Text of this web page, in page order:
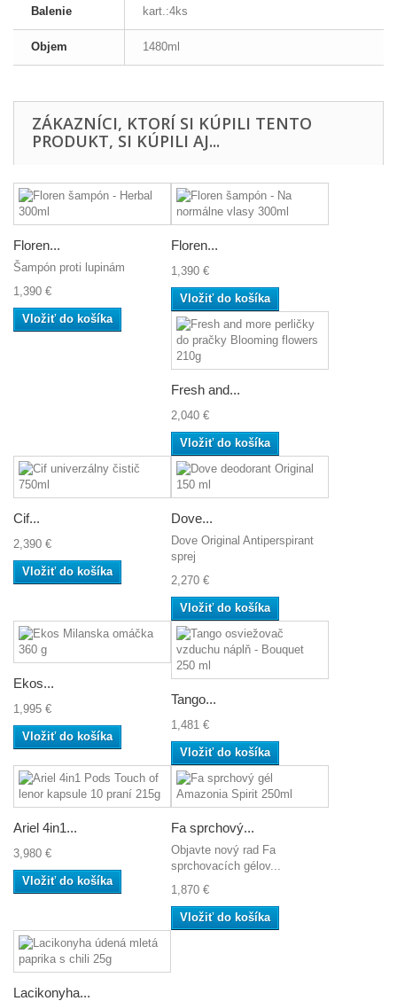
Balenie kart.:4ks
Objem 1480ml
ZÁKAZNÍCI, KTORÍ SI KÚPILI TENTO
PRODUKT, SI KÚPILI AJ...
Floren...
Šampón proti lupinám
1,390 €
Vložiť do košíka
Floren...
1,390 €
Vložiť do košíka
Fresh and...
2,040 €
Vložiť do košíka
Cif...
2,390 €
Vložiť do košíka
Dove...
Dove Original Antiperspirant
sprej
2,270 €
Vložiť do košíka
Ekos...
1,995 €
Vložiť do košíka
Tango...
1,481 €
Vložiť do košíka
Ariel 4in1...
3,980 €
Vložiť do košíka
Fa sprchový...
Objavte nový rad Fa
sprchovacích gélov...
1,870 €
Vložiť do košíka
Lacikonyha...